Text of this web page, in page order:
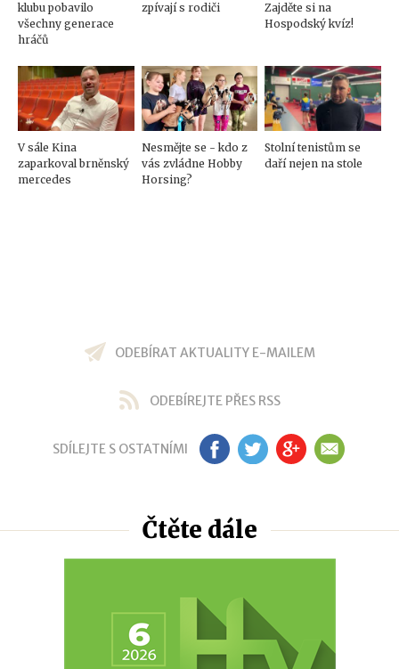
klubu pobavilo
všechny generace
hráčů
zpívají s rodiči
Zajděte si na
Hospodský kvíz!
V sále Kina
zaparkoval brněnský
mercedes
Nesmějte se - kdo z
vás zvládne Hobby
Horsing?
Stolní tenistům se
daří nejen na stole
ODEBÍRAT AKTUALITY E-MAILEM
ODEBÍREJTE PŘES RSS
SDÍLEJTE S OSTATNÍMI FB TW GP EM
Čtěte dále